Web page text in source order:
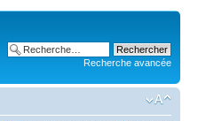
Recherche avancée